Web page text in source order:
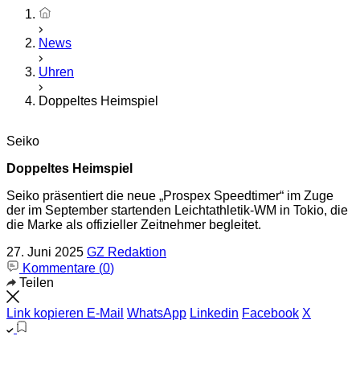
Startseite
News
Uhren
Doppeltes Heimspiel
Seiko
Doppeltes Heimspiel
Seiko präsentiert die neue „Prospex Speedtimer“ im Zuge
der im September startenden Leichtathletik-WM in Tokio, die
die Marke als offizieller Zeitnehmer begleitet.
27. Juni 2025 GZ Redaktion
Kommentare (0)
Teilen
Link kopieren E-Mail WhatsApp Linkedin Facebook X